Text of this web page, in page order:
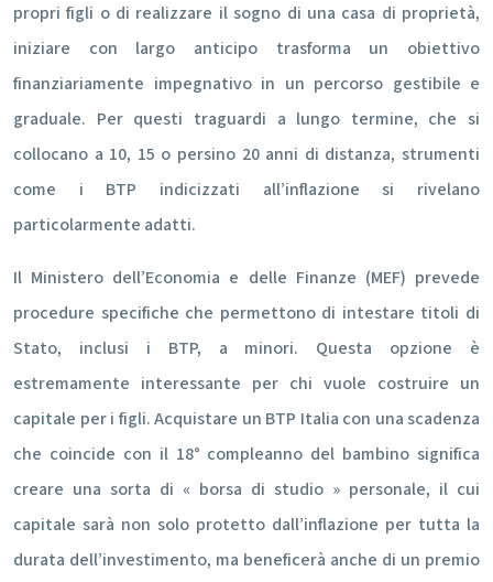
propri figli o di realizzare il sogno di una casa di proprietà,
iniziare con largo anticipo trasforma un obiettivo
finanziariamente impegnativo in un percorso gestibile e
graduale. Per questi traguardi a lungo termine, che si
collocano a 10, 15 o persino 20 anni di distanza, strumenti
come i BTP indicizzati all’inflazione si rivelano
particolarmente adatti.
Il Ministero dell’Economia e delle Finanze (MEF) prevede
procedure specifiche che permettono di intestare titoli di
Stato, inclusi i BTP, a minori. Questa opzione è
estremamente interessante per chi vuole costruire un
capitale per i figli. Acquistare un BTP Italia con una scadenza
che coincide con il 18° compleanno del bambino significa
creare una sorta di « borsa di studio » personale, il cui
capitale sarà non solo protetto dall’inflazione per tutta la
durata dell’investimento, ma beneficerà anche di un premio